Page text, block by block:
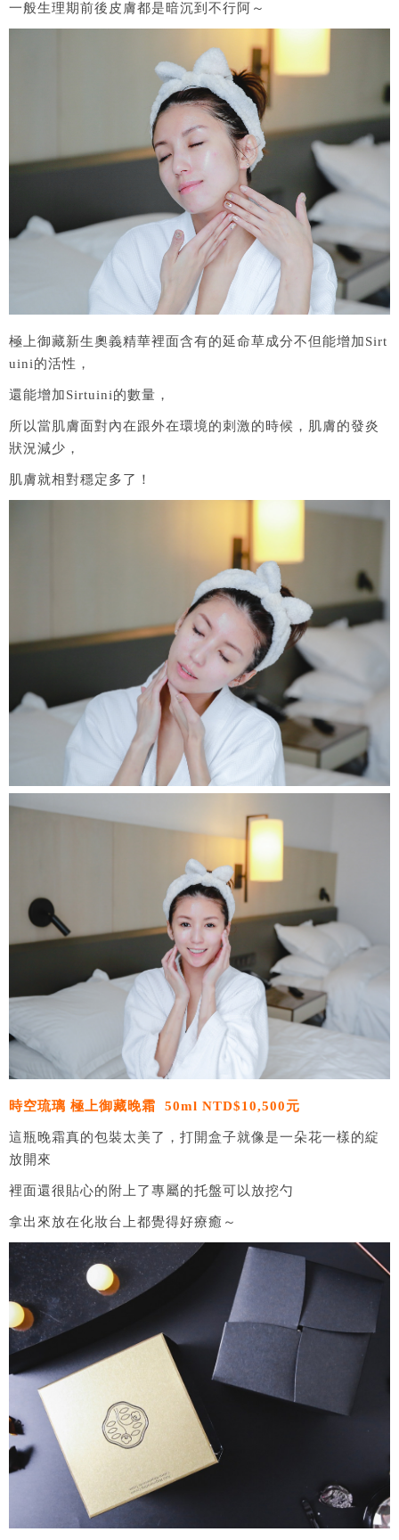
一般生理期前後皮膚都是暗沉到不行阿～
極上御藏新生奧義精華裡面含有的延命草成分不但能增加Sirt
uini的活性，
還能增加Sirtuini的數量，
所以當肌膚面對內在跟外在環境的刺激的時候，肌膚的發炎
狀況減少，
肌膚就相對穩定多了！
時空琉璃 極上御藏晚霜 50ml NTD$10,500元
這瓶晚霜真的包裝太美了，打開盒子就像是一朵花一樣的綻
放開來
裡面還很貼心的附上了專屬的托盤可以放挖勺
拿出來放在化妝台上都覺得好療癒～